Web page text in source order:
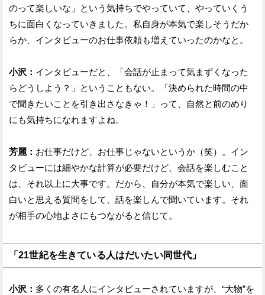
のって楽しいな」という気持ちでやっていて、やっていくう
ちに面白くなっていきました。私自身が本気で楽しそうだか
らか、インタビューのお仕事依頼も増えていったのかなと。
小沢： インタビューだと、「会話が止まって気まずくなった
らどうしよう？」ということもない。「決められた時間の中
で聞きたいことを引き出さなきゃ！」って、自然と前のめり
にも気持ちになれますよね。
芳麗： お仕事だけど、お仕事じゃないというか（笑）。イン
タビューには細やかな計算が必要だけど、会話を楽しむこと
は、それ以上に大事です。だから、自分が本気で楽しい、面
白いと思える質問をして、話を楽しんで聞いています。それ
が相手の心地よさにもつながると信じて。
「21世紀を生きている人はだいたい同世代」
小沢： 多くの有名人にインタビューされていますが、“大物”を